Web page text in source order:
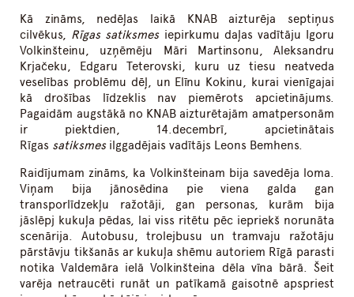
Kā zināms, nedēļas laikā KNAB aizturēja septiņus
cilvēkus, Rīgas satiksmesiepirkumu daļas vadītāju Igoru
Volkinšteinu, uzņēmēju Māri Martinsonu, Aleksandru
Krjačeku, Edgaru Teterovski, kuru uz tiesu neatveda
veselības problēmu dēļ, un Elīnu Kokinu, kurai vienīgajai
kā drošības līdzeklis nav piemērots apcietinājums.
Pagaidām augstākā no KNAB aizturētajām amatpersonām
ir piektdien, 14.decembrī, apcietinātais
Rīgas satiksmesilggadējais vadītājs Leons Bemhens.
Raidījumam zināms, ka Volkinšteinam bija savedēja loma.
Viņam bija jānosēdina pie viena galda gan
transporlīdzekļu ražotāji, gan personas, kurām bija
jāslēpj kukuļa pēdas, lai viss ritētu pēc iepriekš norunāta
scenārija. Autobusu, trolejbusu un tramvaju ražotāju
pārstāvju tikšanās ar kukuļa shēmu autoriem Rīgā parasti
notika Valdemāra ielā Volkinšteina dēla vīna bārā. Šeit
varēja netraucēti runāt un patīkamā gaisotnē apspriest